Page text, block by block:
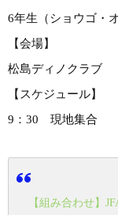
6年生（ショウゴ・
【会場】
松島ディノクラブ
【スケジュール】
9：30 現地集合
【組み合わせ】